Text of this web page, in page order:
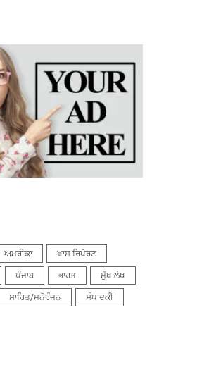
ਅਮਰੀਕਾ ਖਾਸ ਰਿਪੋਰਟ
ਪੰਜਾਬ ਭਾਰਤ ਮੁੱਖ ਲੇਖ
ਸਾਹਿਤ/ਮਨੋਰੰਜਨ ਸੰਪਾਦਕੀ